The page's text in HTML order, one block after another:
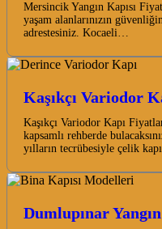
Mersincik Yangın Kapısı
yaşam alanlarınızın
adrestesiniz. Kocaeli…
Kaşıkçı Variodor
Kaşıkçı Variodor Kapı
kapsamlı rehberde
yılların tecrübesiyle çelik
Dumlupınar